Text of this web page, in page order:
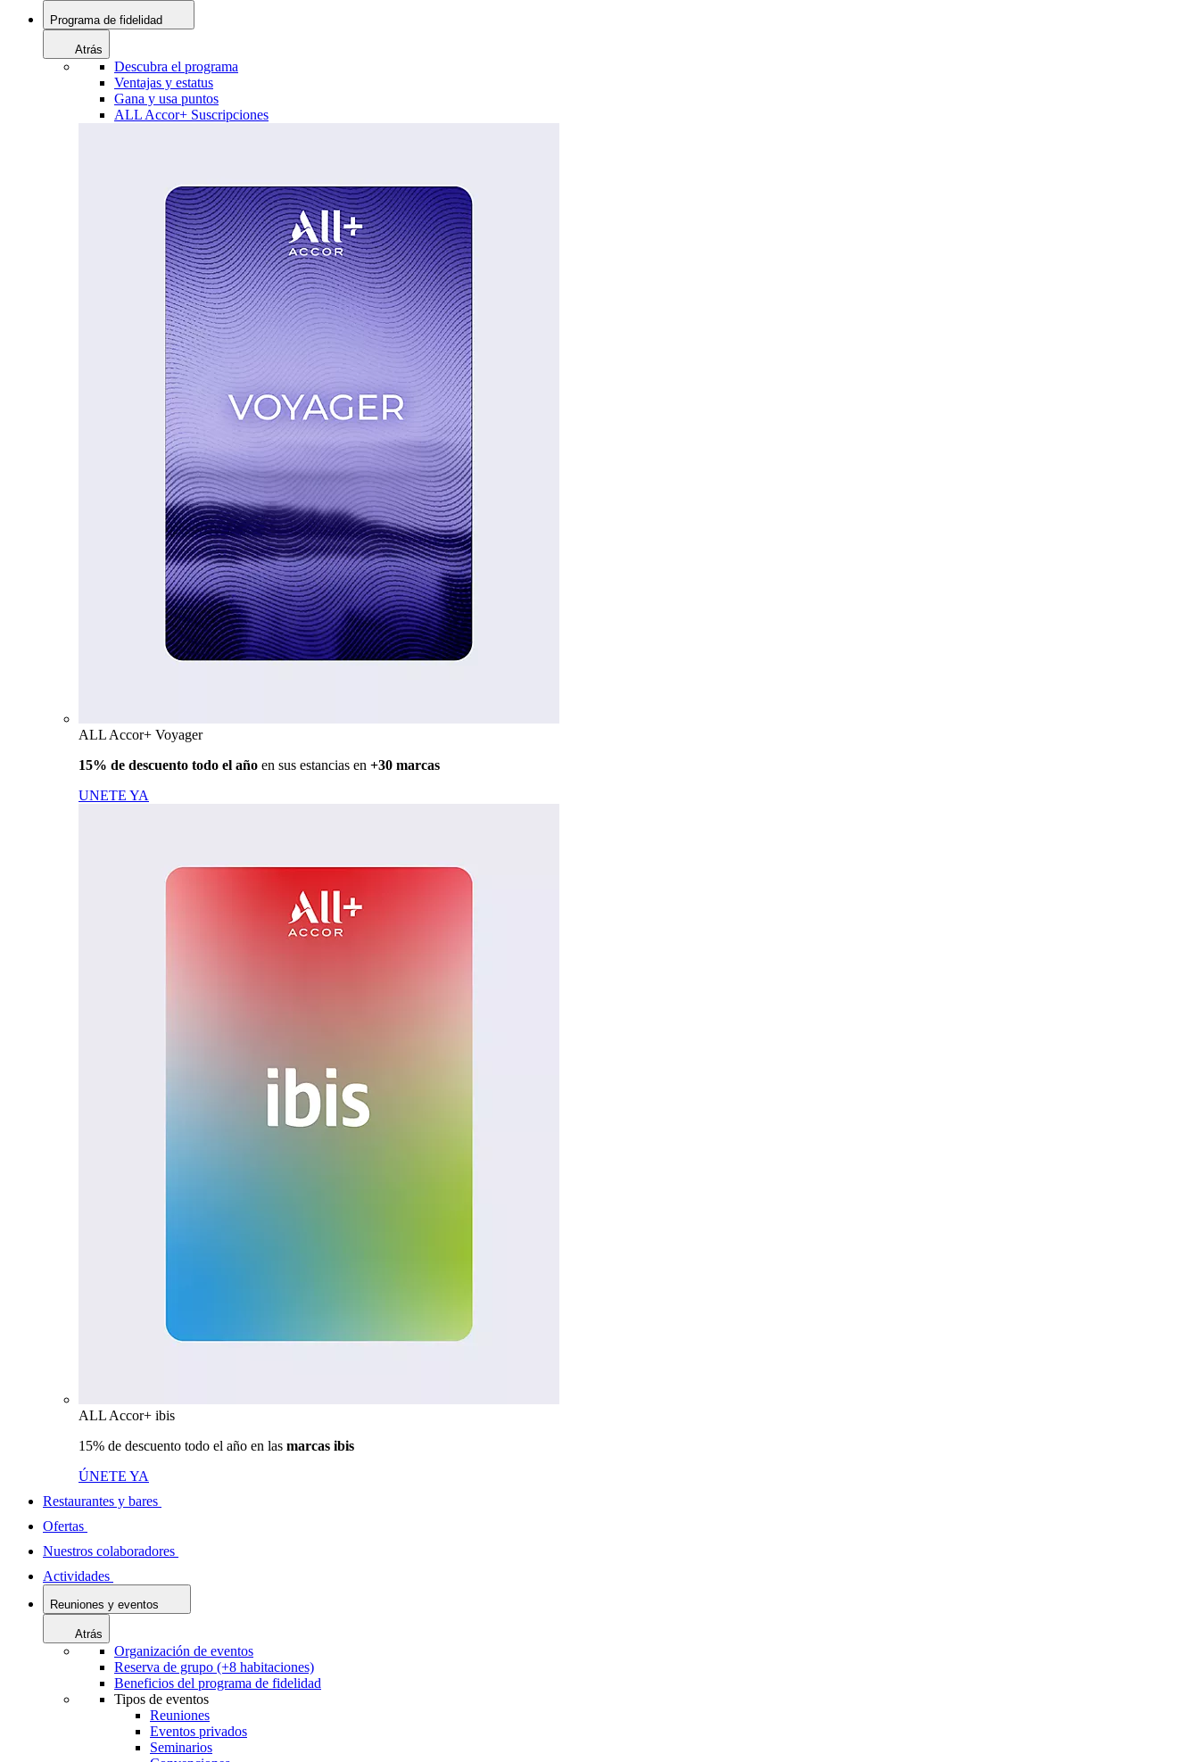
Programa de fidelidad
Atrás
Descubra el programa
Ventajas y estatus
Gana y usa puntos
ALL Accor+ Suscripciones
ALL Accor+ Voyager
15% de descuento todo el año en sus estancias en +30 marcas
UNETE YA
ALL Accor+ ibis
15% de descuento todo el año en las marcas ibis
ÚNETE YA
Restaurantes y bares
Ofertas
Nuestros colaboradores
Actividades
Reuniones y eventos
Atrás
Organización de eventos
Reserva de grupo (+8 habitaciones)
Beneficios del programa de fidelidad
Tipos de eventos
Reuniones
Eventos privados
Seminarios